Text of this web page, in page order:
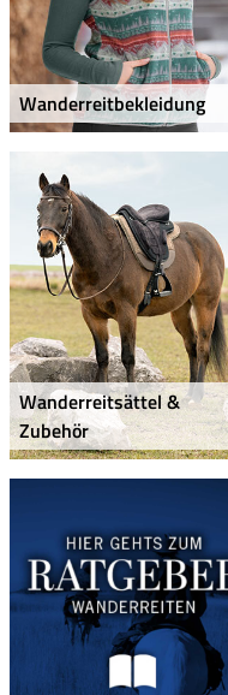
Wanderreitbekleidung
Wanderreitsättel &
Zubehör